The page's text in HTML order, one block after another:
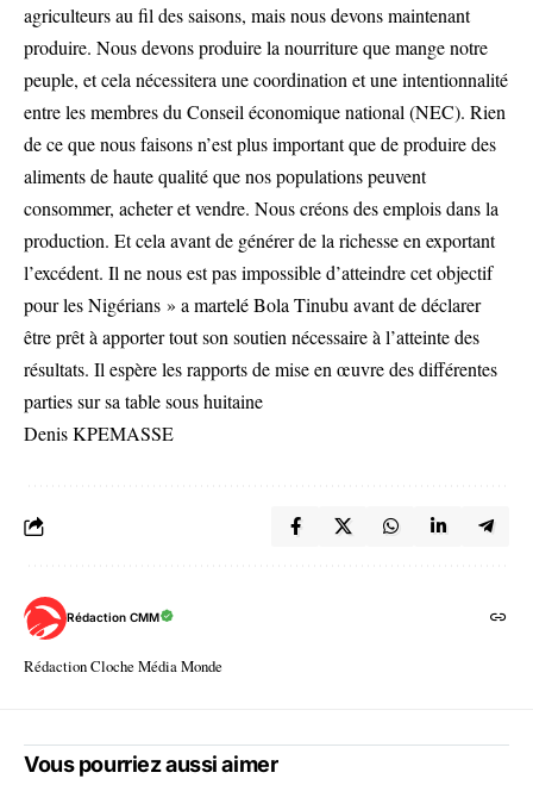
agriculteurs au fil des saisons, mais nous devons maintenant
produire. Nous devons produire la nourriture que mange notre
peuple, et cela nécessitera une coordination et une intentionnalité
entre les membres du Conseil économique national (NEC). Rien
de ce que nous faisons n’est plus important que de produire des
aliments de haute qualité que nos populations peuvent
consommer, acheter et vendre. Nous créons des emplois dans la
production. Et cela avant de générer de la richesse en exportant
l’excédent. Il ne nous est pas impossible d’atteindre cet objectif
pour les Nigérians » a martelé Bola Tinubu avant de déclarer
être prêt à apporter tout son soutien nécessaire à l’atteinte des
résultats. Il espère les rapports de mise en œuvre des différentes
parties sur sa table sous huitaine
Denis KPEMASSE
Rédaction CMM
Rédaction Cloche Média Monde
Vous pourriez aussi aimer